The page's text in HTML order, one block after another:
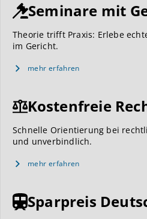
Seminare mit
Theorie trifft Praxis: Erlebe
im Gericht.
mehr erfahren
Kostenfreie
Schnelle Orientierung bei
und unverbindlich.
mehr erfahren
Sparpreis